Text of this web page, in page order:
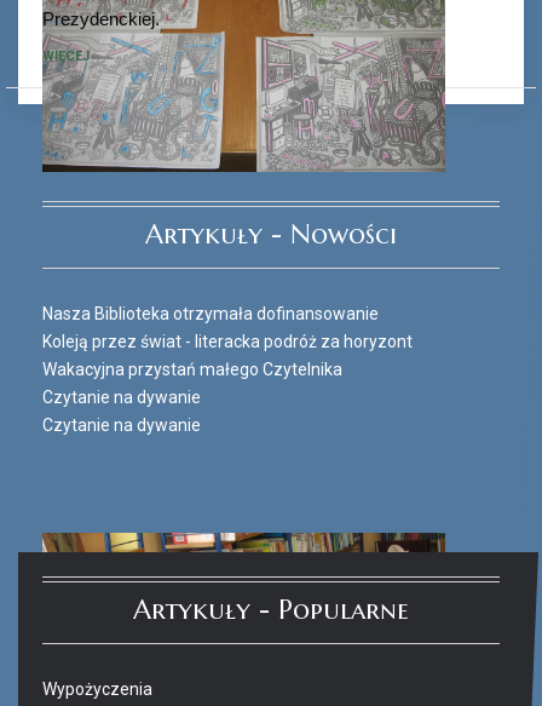
Ferie_2017_ODD_3.JPG
Prezydenckiej.
WIĘCEJ
Artykuły - Nowości
Nasza Biblioteka otrzymała dofinansowanie
Koleją przez świat - literacka podróż za horyzont
Wakacyjna przystań małego Czytelnika
Czytanie na dywanie
Czytanie na dywanie
Artykuły - Popularne
Wypożyczenia